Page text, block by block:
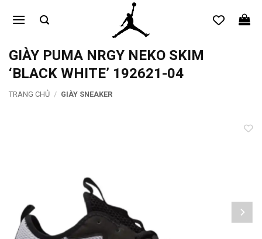
qua
dungGIÀY PUMA NRGY NEKO SKIM
‘BLACK WHITE’ 192621-04
TRANG CHỦ / GIÀY SNEAKER